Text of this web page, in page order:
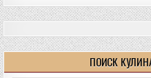
ПОИСК